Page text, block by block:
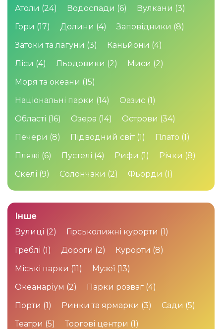
Атоли (24) Водоспади (6) Вулкани (3)
Гори (17) Долини (4) Заповідники (8)
Затоки та лагуни (3) Каньйони (4)
Ліси (4) Льодовики (2) Миси (2)
Моря та океани (15)
Національні парки (14) Оазис (1)
Області (16) Озера (14) Острови (34)
Печери (8) Підводний світ (1) Плато (1)
Пляжі (6) Пустелі (4) Рифи (1) Річки (8)
Скелі (9) Солончаки (2) Фьорди (1)
Інше
Вулиці (2) Гірськолижні курорти (1)
Греблі (1) Дороги (2) Курорти (8)
Міські парки (11) Музеї (13)
Океанаріум (2) Парки розваг (4)
Порти (1) Ринки та ярмарки (3) Сади (5)
Театри (5) Торгові центри (1)